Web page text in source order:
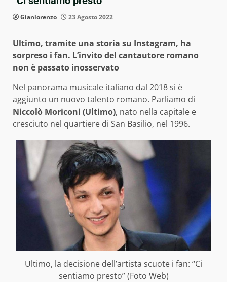
Gianlorenzo 23 Agosto 2022
Ultimo, tramite una storia su Instagram, ha
sorpreso i fan. L’invito del cantautore romano
non è passato inosservato
Nel panorama musicale italiano dal 2018 si è
aggiunto un nuovo talento romano. Parliamo di
Niccolò Moriconi (Ultimo), nato nella capitale e
cresciuto nel quartiere di San Basilio, nel 1996.
Ultimo, la decisione dell’artista scuote i fan: “Ci
sentiamo presto” (Foto Web)